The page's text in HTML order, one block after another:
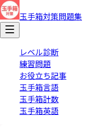
玉手箱対策問題集
レベル診断
練習問題
お役立ち記事
玉手箱言語
玉手箱計数
玉手箱英語